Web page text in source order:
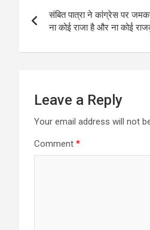
o
o
k
A
p
p
navigation
संबित पात्रा ने कांग्रेस पर
ना कोई राजा है और ना कोई
Leave a Reply
Your email address will not
Comment *